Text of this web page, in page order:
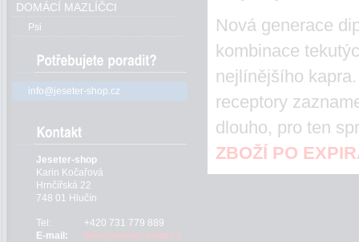
Nová generace
kombinace
nejlínějšího
receptory
dlouho, pro ten
ZBOŽÍ PO
DOMÁCÍ MAZLÍČCI
Psi
info@jeseter-shop.cz
Jeseter-shop
Karin Kočařová
Hrnčířská 22
748 01 Hlučín
Tel:
+420 731 779 889
E-mail:
info@jeseter-shop.cz